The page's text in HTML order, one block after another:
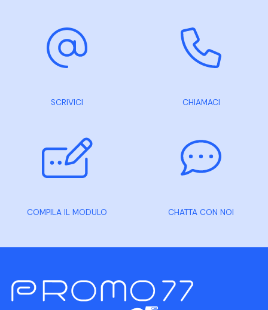
SCRIVICI CHIAMACI
COMPILA IL MODULO CHATTA CON NOI